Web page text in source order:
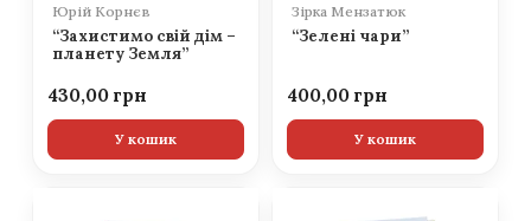
Юрій Корнєв
“Захистимо свій дім –
планету Земля”
430,00
У кошик
Зірка Мензатюк
“Зелені чари”
400,00
У кошик